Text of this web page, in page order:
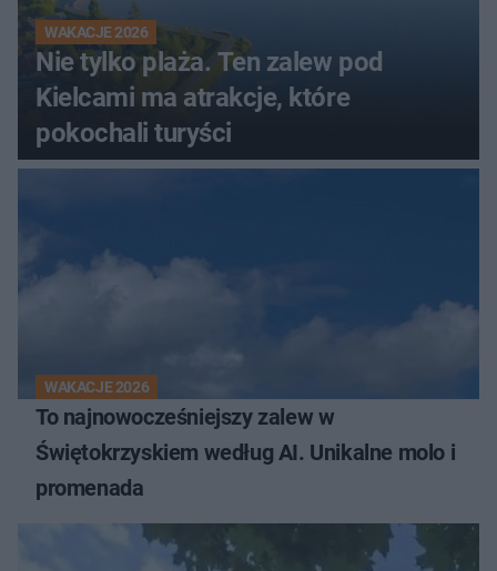
WAKACJE 2026
Nie tylko plaża. Ten zalew pod
Kielcami ma atrakcje, które
pokochali turyści
WAKACJE 2026
To najnowocześniejszy zalew w
Świętokrzyskiem według AI. Unikalne molo i
promenada